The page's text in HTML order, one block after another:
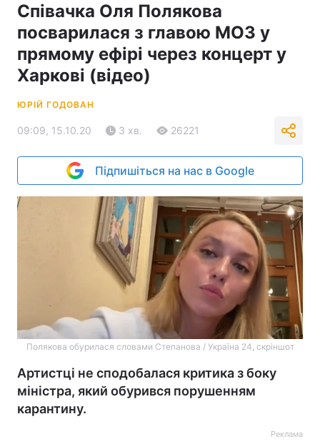
Співачка Оля Полякова
посварилася з главою МОЗ у
прямому ефірі через концерт у
Харкові (відео)
ЮРІЙ ГОДОВАН
09:09, 15.10.20 3 хв. 26221
Підпишіться на нас в Google
Полякова обурилася словами Степанова / Україна 24, скріншот
Артистці не сподобалася критика з боку
міністра, який обурився порушенням
карантину.
Реклама